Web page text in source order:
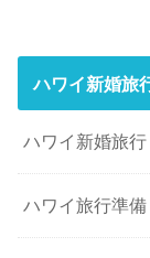
ハワイ新婚旅
ハワイ新婚旅行
ハワイ旅行準備